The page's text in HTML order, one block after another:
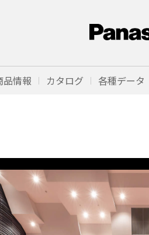
品情報 カタログ 各種データ